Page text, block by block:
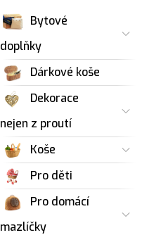
Bytové
doplňky
Dárkové koše
Dekorace
nejen z proutí
Koše
Pro děti
Pro domácí
mazlíčky